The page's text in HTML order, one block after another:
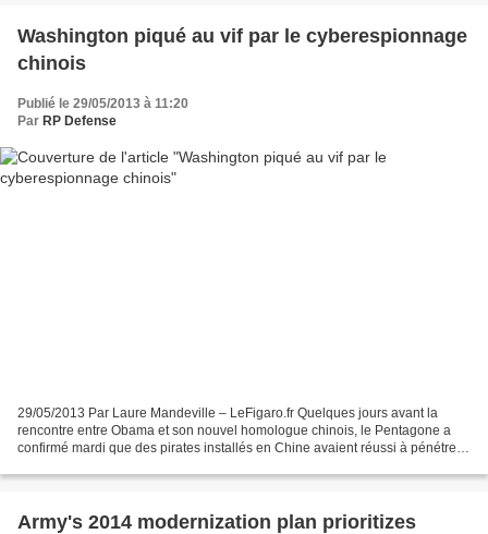
Washington piqué au vif par le cyberespionnage
chinois
Publié le 29/05/2013 à 11:20
Par RP Defense
29/05/2013 Par Laure Mandeville – LeFigaro.fr Quelques jours avant la
rencontre entre Obama et son nouvel homologue chinois, le Pentagone a
confirmé mardi que des pirates installés en Chine avaient réussi à pénétrer
Army's 2014 modernization plan prioritizes